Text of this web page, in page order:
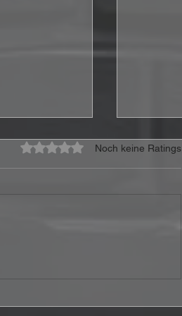
Mit 0 von 5 Sternen bewertet.
Noch keine Ratings